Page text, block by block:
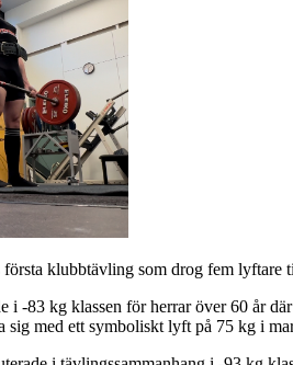
första klubbtävling som drog fem
i -83 kg klassen för herrar över 60 år
sig med ett symboliskt lyft på 75 kg i